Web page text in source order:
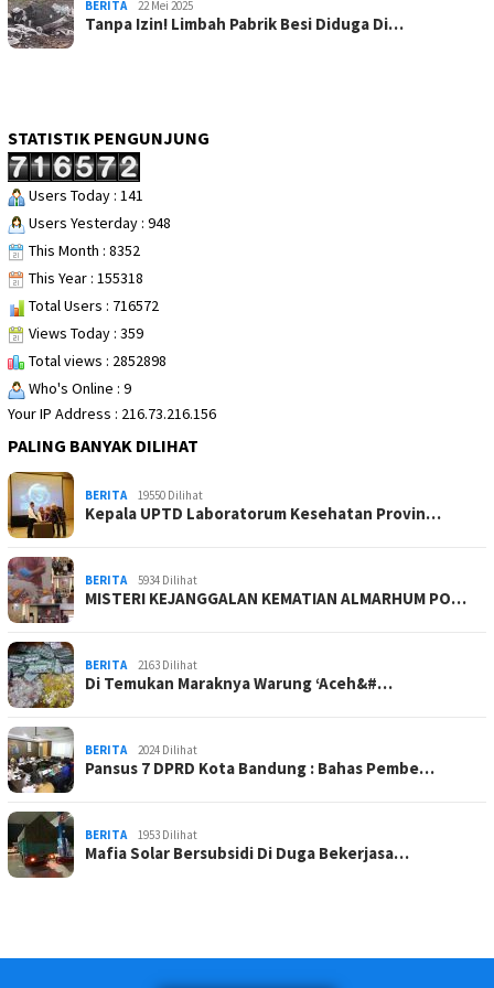
BERITA 22 Mei 2025
Tanpa Izin! Limbah Pabrik Besi Diduga Di…
STATISTIK PENGUNJUNG
Users Today : 141
Users Yesterday : 948
This Month : 8352
This Year : 155318
Total Users : 716572
Views Today : 359
Total views : 2852898
Who's Online : 9
Your IP Address : 216.73.216.156
PALING BANYAK DILIHAT
BERITA 19550 Dilihat
Kepala UPTD Laboratorum Kesehatan Provin…
BERITA 5934 Dilihat
MISTERI KEJANGGALAN KEMATIAN ALMARHUM PO…
BERITA 2163 Dilihat
Di Temukan Maraknya Warung ‘Aceh&#…
BERITA 2024 Dilihat
Pansus 7 DPRD Kota Bandung : Bahas Pembe…
BERITA 1953 Dilihat
Mafia Solar Bersubsidi Di Duga Bekerjasa…